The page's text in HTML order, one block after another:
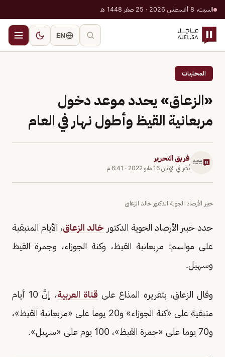
السبت، 8 أغسطس 2026 · 25 صفر 1448 هـ
EN
المحليات
«الزعاق» يحدد موعد دخول
مربعانية القيظ وأطول نهار في العام
فريق التحرير
نُشر في الإثنين 16 مايو 2022 · 6:41 م
خبير الأرصاد الجوية الدكتور خالد الزعاق
حدد خبير الأرصاد الجوية الدكتور خالد الزعاق، الأيام المتبقية
على مواسم: مربعانية القيظ، وكنة الجوزاء، وجمرة القيظ
وسهيل.
وقال الزعاق، بتقريره المذاع على قناة العربية
، إنَّ 10 أيام
متبقية على «كنة الجوزاء» و20 يوما على «مربعانية القيظ»،
و70 يوما على «جمرة القيظ»، 100 يوم على «سهيل».